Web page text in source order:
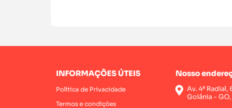
INFORMAÇÕES ÚTEIS
Política de Privacidade
Termos e condições
Nosso
Av. 4ª
Goiânia -